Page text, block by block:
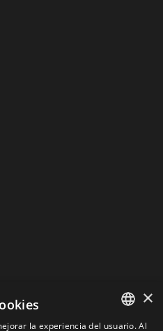
×
la experiencia del usuario. Al